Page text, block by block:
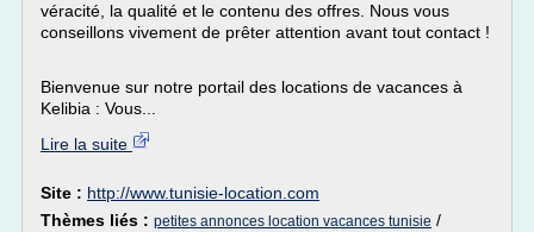
véracité, la qualité et le contenu des offres. Nous vous
conseillons vivement de prêter attention avant tout contact !
Bienvenue sur notre portail des locations de vacances à
Kelibia : Vous...
Lire la suite
Site : http://www.tunisie-location.com
Thèmes liés : petites annonces location vacances tunisie /